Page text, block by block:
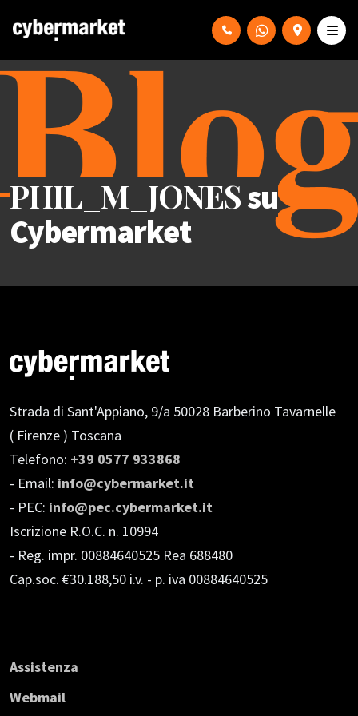
PHIL_M_JONESsu
Cybermarket
Strada di Sant'Appiano, 9/a 50028 Barberino Tavarnelle
( Firenze ) Toscana
Telefono: +39 0577 933868
- Email: info@cybermarket.it
- PEC: info@pec.cybermarket.it
Iscrizione R.O.C. n. 10994
- Reg. impr. 00884640525 Rea 688480
Cap.soc. €30.188,50 i.v. - p. iva 00884640525
Assistenza
Webmail